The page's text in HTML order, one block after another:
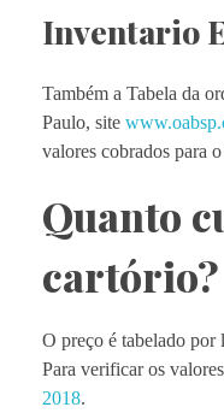
Inventario
Também a Tabela da
Paulo, site
valores cobrados para
Quanto
cartório?
O preço é tabelado por
Para verificar os
2018.